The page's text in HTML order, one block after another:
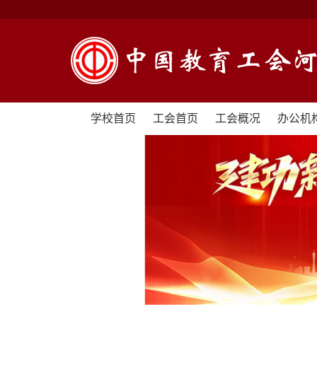
学校首页 工会首页 工会概况 办公机